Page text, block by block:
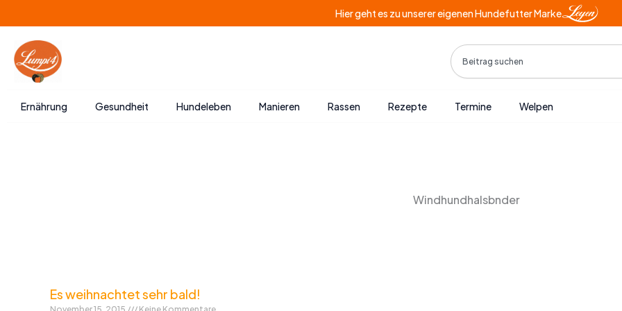
Inhalt
springen
Hier geht es zu unserer eigenen Hundefutter Marke
Search
Ernährung Gesundheit Hundeleben Manieren Rassen Rezepte Termine Welpen
Windhundhalsbnder
Es weihnachtet sehr bald!